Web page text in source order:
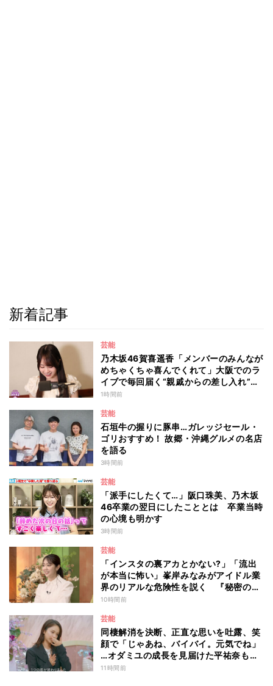
新着記事
芸能
乃木坂46賀喜遥香「メンバーのみんなが
めちゃくちゃ喜んでくれて」大阪でのラ
イブで毎回届く“親戚からの差し入れ”と
は？
1時間前
芸能
石垣牛の握りに豚串…ガレッジセール・
ゴリおすすめ！ 故郷・沖縄グルメの名店
を語る
3時間前
芸能
「派手にしたくて…」阪口珠美、乃木坂
46卒業の翌日にしたこととは 卒業当時
の心境も明かす
3時間前
芸能
「インスタの裏アカとかない?」「流出
が本当に怖い」峯岸みなみがアイドル業
界のリアルな危険性を説く 『秘密のマ
マ園』特別編
10時間前
芸能
同棲解消を決断、正直な思いを吐露、笑
顔で「じゃあね、バイバイ。元気でね」
…オダミユの成長を見届けた平祐奈も思
わず涙 『ガールオアレディ3』
11時間前